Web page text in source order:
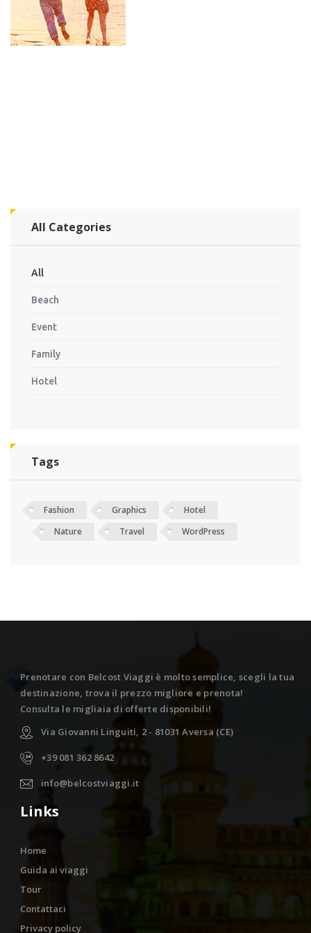
All Categories
All
Beach
Event
Family
Hotel
Tags
Fashion Graphics
Hotel
Nature
Travel WordPress
Prenotare con Belcost Viaggi è molto semplice, scegli la tua
destinazione, trova il prezzo migliore e prenota!
Consulta le migliaia di offerte disponibili!
Via Giovanni Linguiti, 2 - 81031 Aversa (CE)
+39 081 362 8642
info@belcostviaggi.it
Links
Home
Guida ai viaggi
Tour
Contattaci
Privacy policy